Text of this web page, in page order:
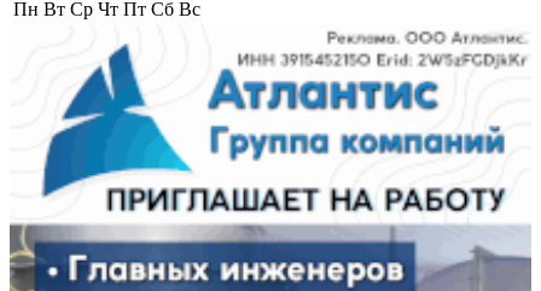
Пн Вт Ср Чт Пт Сб Вс